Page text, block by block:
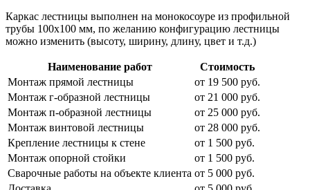
Каркас лестницы выполнен на монокосоуре из профильной
трубы 100х100 мм, по желанию конфигурацию лестницы
можно изменить (высоту, ширину, длину, цвет и т.д.)
Наименование работ
Стоимость
Монтаж прямой лестницы
от 19 500 руб.
Монтаж г-образной лестницы
от 21 000 руб.
Монтаж п-образной лестницы
от 25 000 руб.
Монтаж винтовой лестницы
от 28 000 руб.
Крепление лестницы к стене
от 1 500 руб.
Монтаж опорной стойки
от 1 500 руб.
Сварочные работы на объекте клиента от 5 000 руб.